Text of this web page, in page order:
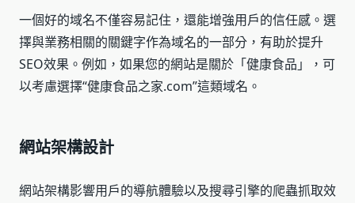
一個好的域名不僅容易記住，還能增強用戶的信任感。選
擇與業務相關的關鍵字作為域名的一部分，有助於提升
SEO效果。例如，如果您的網站是關於「健康食品」，可
以考慮選擇“健康食品之家.com”這類域名。
網站架構設計
網站架構影響用戶的導航體驗以及搜尋引擎的爬蟲抓取效